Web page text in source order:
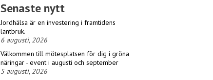
Senaste nytt
Jordhälsa är en investering i framtidens
lantbruk.
6 augusti, 2026
Välkommen till mötesplatsen för dig i gröna
näringar - event i augusti och september
5 augusti, 2026